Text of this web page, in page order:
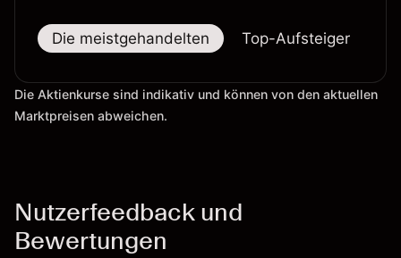
Die meistgehandelten Top-Aufsteiger
Die Aktienkurse sind indikativ und können von den aktuellen
Marktpreisen abweichen.
Nutzerfeedback und
Bewertungen